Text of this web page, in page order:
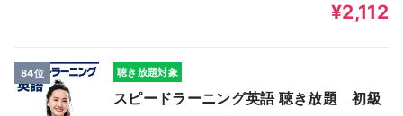
¥2,112
84位 聴き放題対象
スピードラーニング英語 聴き放題 初級